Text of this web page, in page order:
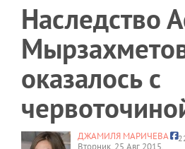
Наследство
оказалось с
ДЖАМИЛЯ МАРИЧЕВА
Вторник, 25 Авг 2015,